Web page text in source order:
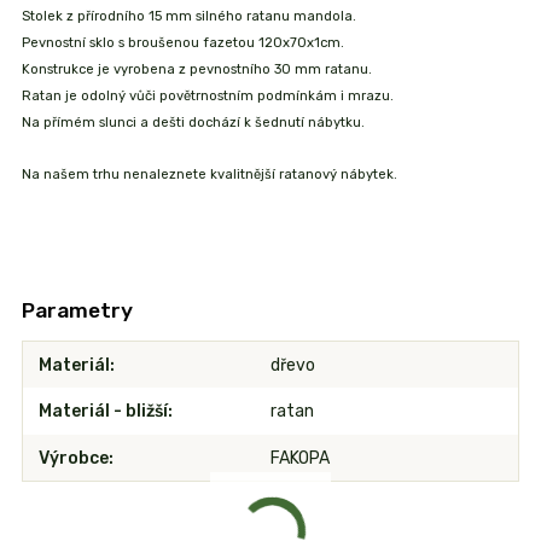
Stolek z přírodního 15 mm silného ratanu mandola.
Pevnostní sklo s broušenou fazetou 120x70x1cm.
Konstrukce je vyrobena z pevnostního 30 mm ratanu.
Ratan je odolný vůči povětrnostním podmínkám i mrazu.
Na přímém slunci a dešti dochází k šednutí nábytku.
Na našem trhu nenaleznete kvalitnější ratanový nábytek.
Parametry
Materiál dřevo
Materiál - bližší ratan
Výrobce FAKOPA